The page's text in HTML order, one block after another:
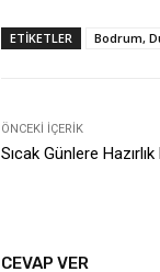
ETIKETLER Bodrum,
ÖNCEKI İÇERIK
Sıcak Günlere
CEVAP VER